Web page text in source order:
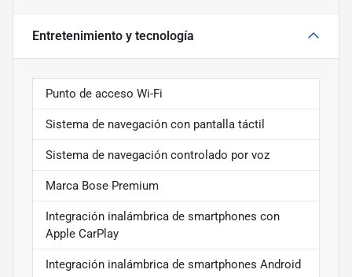
Entretenimiento y tecnología
Punto de acceso Wi-Fi
Sistema de navegación con pantalla táctil
Sistema de navegación controlado por voz
Marca Bose Premium
Integración inalámbrica de smartphones con
Apple CarPlay
Integración inalámbrica de smartphones Android